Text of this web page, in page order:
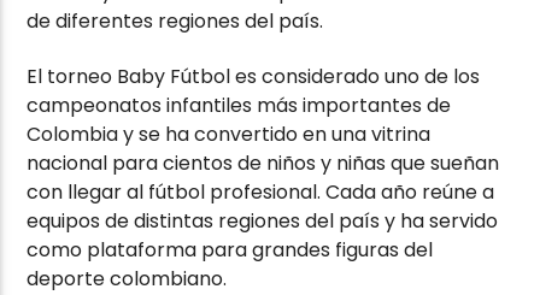
de diferentes regiones del país.
El torneo Baby Fútbol es considerado uno de los
campeonatos infantiles más importantes de
Colombia y se ha convertido en una vitrina
nacional para cientos de niños y niñas que sueñan
con llegar al fútbol profesional. Cada año reúne a
equipos de distintas regiones del país y ha servido
como plataforma para grandes figuras del
deporte colombiano.